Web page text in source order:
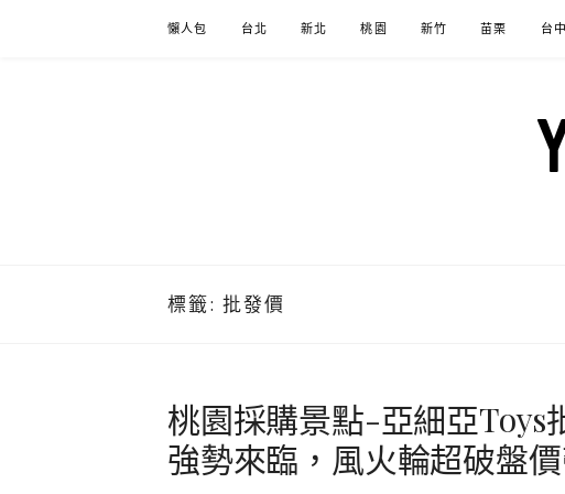
懶人包 台北 新北 桃園 新竹 苗栗 台中
標籤: 批發價
桃園採購景點-亞細亞Toys
強勢來臨，風火輪超破盤價